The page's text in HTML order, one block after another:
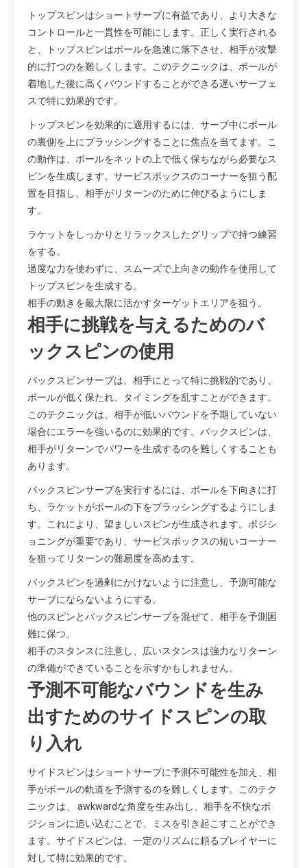
トップスピンはショートサーブに有益であり、より大きな
コントロールと一貫性を可能にします。正しく実行される
と、トップスピンはボールを急速に落下させ、相手が攻撃
的に打つのを難しくします。このテクニックは、ボールが
着地した後に高くバウンドすることができる遅いサーフェ
スで特に効果的です。
トップスピンを効果的に適用するには、サーブ中にボール
の裏側を上にブラッシングすることに焦点を当てます。こ
の動作は、ボールをネットの上で低く保ちながら必要なス
ピンを生成します。サービスボックスのコーナーを狙う配
置を目指し、相手がリターンのために伸びるようにしま
す。
ラケットをしっかりとリラックスしたグリップで持つ練習
をする。
過度な力を使わずに、スムーズで上向きの動作を使用して
トップスピンを生成する。
相手の動きを最大限に活かすターゲットエリアを狙う。
相手に挑戦を与えるためのバ
ックスピンの使用
バックスピンサーブは、相手にとって特に挑戦的であり、
ボールが低く保たれ、タイミングを乱すことができます。
このテクニックは、相手が低いバウンドを予期していない
場合にエラーを強いるのに効果的です。バックスピンは、
相手がリターンでパワーを生成するのを難しくすることも
あります。
バックスピンサーブを実行するには、ボールを下向きに打
ち、ラケットがボールの下をブラッシングするようにしま
す。これにより、望ましいスピンが生成されます。ポジシ
ョニングが重要であり、サービスボックスの短いコーナー
を狙ってリターンの難易度を高めます。
バックスピンを過剰にかけないように注意し、予測可能な
サーブにならないようにする。
他のスピンとバックスピンサーブを混ぜて、相手を予測困
難に保つ。
相手のスタンスに注意し、広いスタンスは強力なリターン
の準備ができていることを示すかもしれません。
予測不可能なバウンドを生み
出すためのサイドスピンの取
り入れ
サイドスピンはショートサーブに予測不可能性を加え、相
手がボールの軌道を予測するのを難しくします。このテク
ニックは、 awkwardな角度を生み出し、相手を不快なポ
ジションに追い込むことで、ミスを引き起こすことができ
ます。サイドスピンは、一定のリズムに頼るプレイヤーに
対して特に効果的です。